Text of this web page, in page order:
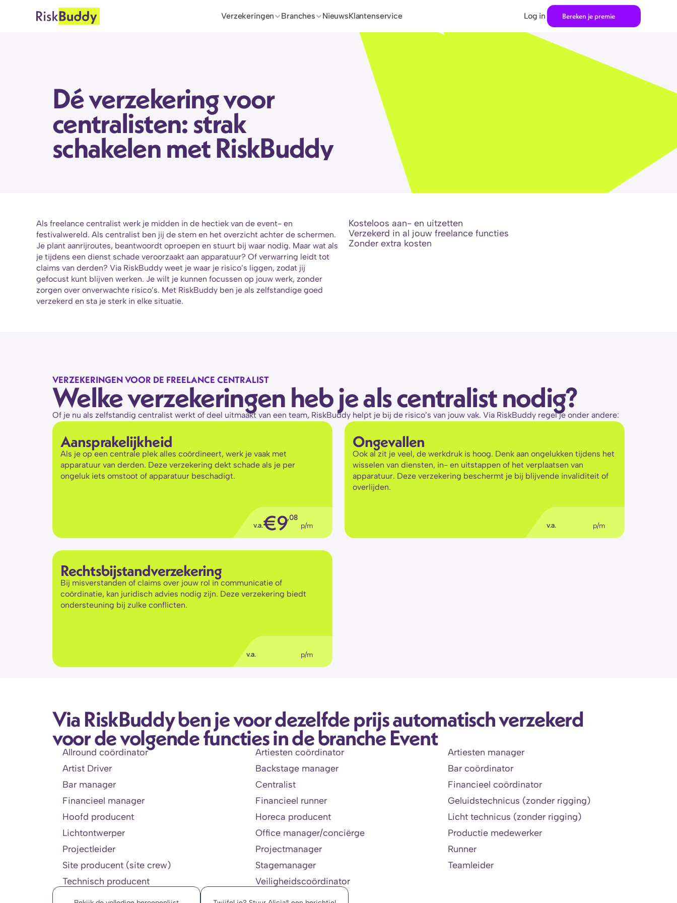
Verzekeringen Branches NieuwsKlantenservice Log in Bereken je premie
Dé verzekering voor
centralisten: strak
schakelen met RiskBuddy
Als freelance centralist werk je midden in de hectiek van de event- en
festivalwereld. Als centralist ben jij de stem en het overzicht achter de schermen.
Je plant aanrijroutes, beantwoordt oproepen en stuurt bij waar nodig. Maar wat als
je tijdens een dienst schade veroorzaakt aan apparatuur? Of verwarring leidt tot
claims van derden? Via RiskBuddy weet je waar je risico’s liggen, zodat jij
gefocust kunt blijven werken. Je wilt je kunnen focussen op jouw werk, zonder
zorgen over onverwachte risico’s. Met RiskBuddy ben je als zelfstandige goed
verzekerd en sta je sterk in elke situatie.
Kosteloos aan- en uitzetten
Verzekerd in al jouw freelance functies
Zonder extra kosten
VERZEKERINGEN VOOR DE FREELANCE CENTRALIST
Welke verzekeringen heb je als centralist nodig?
Of je nu als zelfstandig centralist werkt of deel uitmaakt van een team, RiskBuddy helpt je bij de risico’s van jouw vak. Via RiskBuddy regel je onder andere:
Aansprakelijkheid
Als je op een centrale plek alles coördineert, werk je vaak met
apparatuur van derden. Deze verzekering dekt schade als je per
ongeluk iets omstoot of apparatuur beschadigt.
v.a.€9,08
p/m
Ongevallen
Ook al zit je veel, de werkdruk is hoog. Denk aan ongelukken tijdens het
wisselen van diensten, in- en uitstappen of het verplaatsen van
apparatuur. Deze verzekering beschermt je bij blijvende invaliditeit of
overlijden.
v.a.€ p/m
Rechtsbijstandverzekering
Bij misverstanden of claims over jouw rol in communicatie of
coördinatie, kan juridisch advies nodig zijn. Deze verzekering biedt
ondersteuning bij zulke conflicten.
v.a.€ p/m
Via RiskBuddy ben je voor dezelfde prijs automatisch verzekerd
voor de volgende functies in de branche Event
Allround coördinator Artiesten coördinator
Artiesten manager
Artist Driver
Backstage manager
Bar coördinator
Bar manager
Centralist
Financieel coördinator
Financieel manager
Financieel runner
Geluidstechnicus (zonder rigging)
Hoofd producent
Horeca producent
Licht technicus (zonder rigging)
Lichtontwerper
Office manager/conciërge
Productie medewerker
Projectleider
Projectmanager
Runner
Site producent (site crew)
Stagemanager
Teamleider
Technisch producent
Veiligheidscoördinator